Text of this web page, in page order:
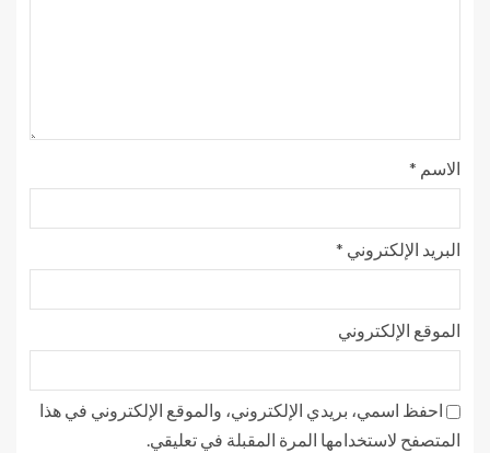
الاسم *
البريد الإلكتروني *
الموقع الإلكتروني
احفظ اسمي، بريدي الإلكتروني، والموقع الإلكتروني في هذا
المتصفح لاستخدامها المرة المقبلة في تعليقي.